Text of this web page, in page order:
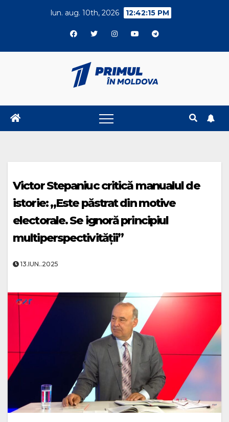
lun. aug. 10th, 2026 12:42:15 PM
Victor Stepaniuc critică manualul de
istorie: „Este păstrat din motive
electorale. Se ignoră principiul
multiperspectivității”
13.IUN..2025